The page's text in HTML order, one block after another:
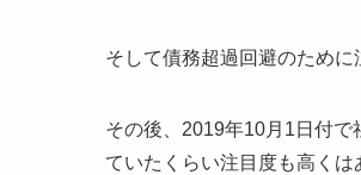
そして債務超過回避のために
その後、2019年10月1日付
ていたくらい注目度も高くは